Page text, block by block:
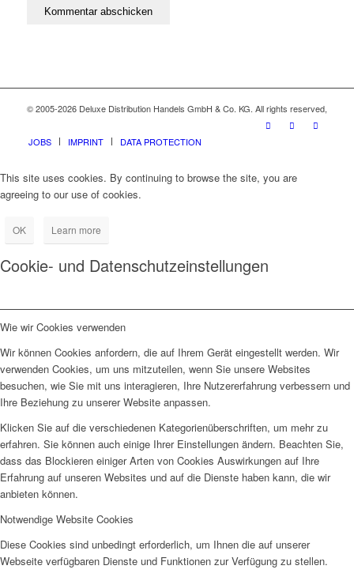
© 2005-2026 Deluxe Distribution Handels GmbH & Co. KG. All rights reserved,
JOBS IMPRINT DATA PROTECTION
This site uses cookies. By continuing to browse the site, you are
agreeing to our use of cookies.
OK Learn more
Cookie- und Datenschutzeinstellungen
Wie wir Cookies verwenden
Wir können Cookies anfordern, die auf Ihrem Gerät eingestellt werden. Wir
verwenden Cookies, um uns mitzuteilen, wenn Sie unsere Websites
besuchen, wie Sie mit uns interagieren, Ihre Nutzererfahrung verbessern und
Ihre Beziehung zu unserer Website anpassen.
Klicken Sie auf die verschiedenen Kategorienüberschriften, um mehr zu
erfahren. Sie können auch einige Ihrer Einstellungen ändern. Beachten Sie,
dass das Blockieren einiger Arten von Cookies Auswirkungen auf Ihre
Erfahrung auf unseren Websites und auf die Dienste haben kann, die wir
anbieten können.
Notwendige Website Cookies
Diese Cookies sind unbedingt erforderlich, um Ihnen die auf unserer
Webseite verfügbaren Dienste und Funktionen zur Verfügung zu stellen.